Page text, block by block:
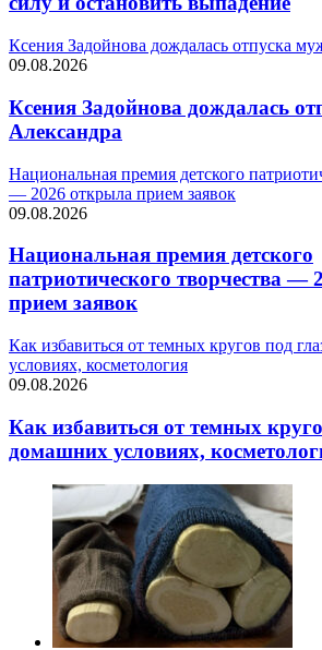
Ксения Задойнова дождалась отпуска
09.08.2026
Ксения Задойнова дождалась
Александра
Национальная премия детского
— 2026 открыла прием заявок
09.08.2026
Национальная премия детского
патриотического творчества —
прием заявок
Как избавиться от темных кругов под
условиях, косметология
09.08.2026
Как избавиться от темных
домашних условиях,